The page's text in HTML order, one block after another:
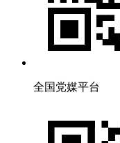
全国党媒平台